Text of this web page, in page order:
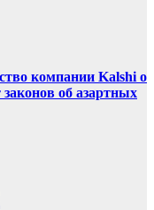
компании Kalshi о
об азартных